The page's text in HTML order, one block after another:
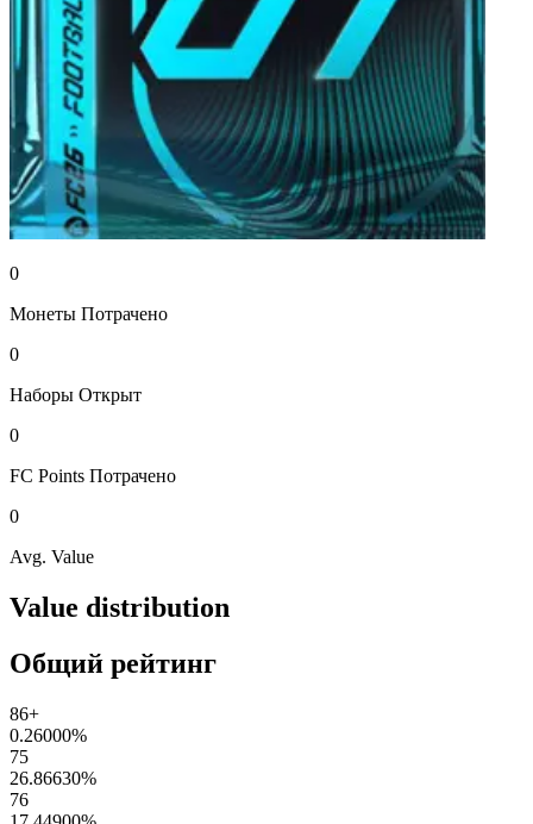
0
Монеты Потрачено
0
Наборы Открыт
0
FC Points Потрачено
0
Avg. Value
Value distribution
Общий рейтинг
86+
0.26000%
75
26.86630%
76